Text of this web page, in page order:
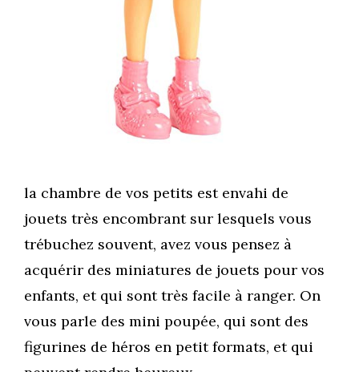
la chambre de vos petits est envahi de
jouets très encombrant sur lesquels vous
trébuchez souvent, avez vous pensez à
acquérir des miniatures de jouets pour vos
enfants, et qui sont très facile à ranger. On
vous parle des mini poupée, qui sont des
figurines de héros en petit formats, et qui